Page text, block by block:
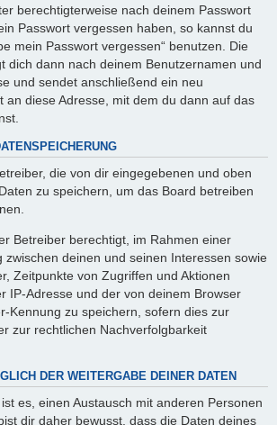
berechtigterweise nach deinem Passwort
Passwort vergessen haben, so kannst du
mein Passwort vergessen“ benutzen. Die
dich dann nach deinem Benutzernamen und
und sendet anschließend ein neu
an diese Adresse, mit dem du dann auf das
die von dir eingegebenen und oben
zu speichern, um das Board betreiben
Betreiber berechtigt, im Rahmen einer
zwischen deinen und seinen Interessen sowie
Zeitpunkte von Zugriffen und Aktionen
IP-Adresse und der von deinem Browser
Kennung zu speichern, sofern dies zur
zur rechtlichen Nachverfolgbarkeit
DER WEITERGABE DEINER DATEN
es, einen Austausch mit anderen Personen
dir daher bewusst, dass die Daten deines